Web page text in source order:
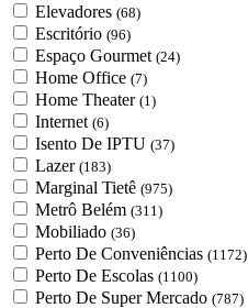
Elevadores (68)
Escritório (96)
Espaço Gourmet (24)
Home Office (7)
Home Theater (1)
Internet (6)
Isento De IPTU (37)
Lazer (183)
Marginal Tietê (975)
Metrô Belém (311)
Mobiliado (36)
Perto De Conveniências (1172)
Perto De Escolas (1100)
Perto De Super Mercado (787)